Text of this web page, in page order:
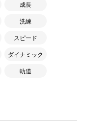
成長
洗練
スピード
ダイナミック
軌道